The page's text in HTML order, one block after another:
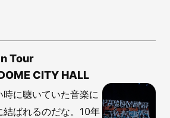
Tour
CITY HALL
に聴いていた音楽に
結ばれるのだな。10年